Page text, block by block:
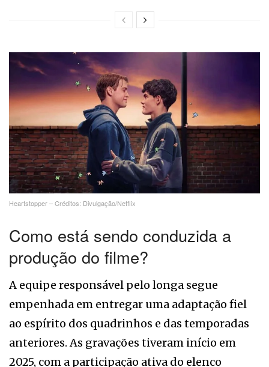
Heartstopper – Créditos: Divulgação/Netflix
Como está sendo conduzida a
produção do filme?
A equipe responsável pelo longa segue
empenhada em entregar uma adaptação fiel
ao espírito dos quadrinhos e das temporadas
anteriores. As gravações tiveram início em
2025, com a participação ativa do elenco